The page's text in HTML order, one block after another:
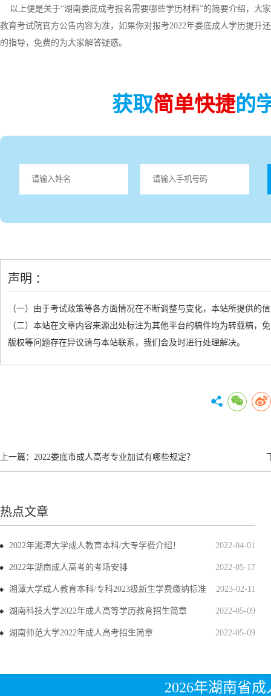
以上便是关于“湖南娄底成考报名需要哪些学历材料”的简要介绍，大
教育考试院官方公告内容为准，如果你对报考2022年娄底成人学历提升
的指导，免费的为大家解答疑惑。
获取简单快捷的
声明 ：
（一）由于考试政策等各方面情况在不断调整与变化，本站所提供的
（二）本站在文章内容来源出处标注为其他平台的稿件均为转载稿
版权等问题存在异议请与本站联系，我们会及时进行处理解决。
上一篇： 2022娄底市成人高考专业加试有哪些规定？
热点文章
2022-04-01
2022年湘潭大学成人教育本科/大专学费介绍！
2022-05-17
2022年湖南成人高考的考场安排
2023-02-11
湘潭大学成人教育本科/专科2023级新生学费缴纳标准
2022-05-09
湖南科技大学2022年成人高等学历教育招生简章
2022-05-09
湖南师范大学2022年成人高考招生简章
2026年湖南省